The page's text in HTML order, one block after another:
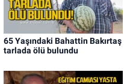
65 Yaşındaki Bahattin Bakırtaş
tarlada ölü bulundu